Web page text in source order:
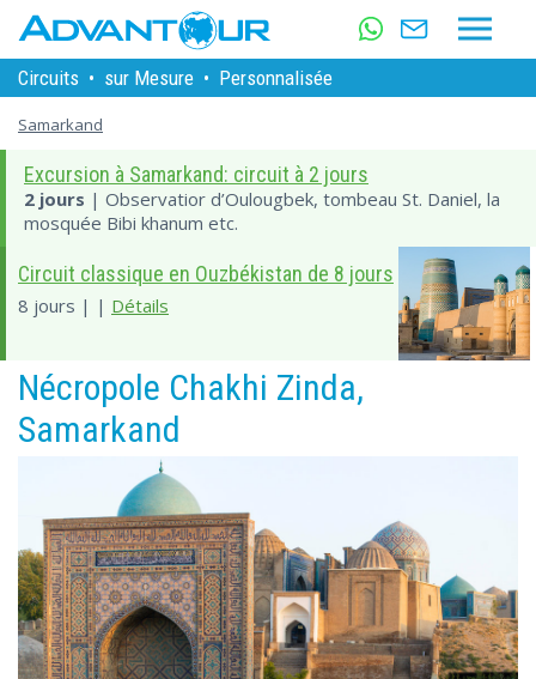
Circuits • sur Mesure • Personnalisée
Samarkand
Excursion à Samarkand: circuit à 2 jours
2 jours | Observatior d’Oulougbek, tombeau St. Daniel, la
mosquée Bibi khanum etc.
Circuit classique en Ouzbékistan de 8 jours
8 jours | | Détails
Nécropole Сhakhi Zinda,
Samarkand